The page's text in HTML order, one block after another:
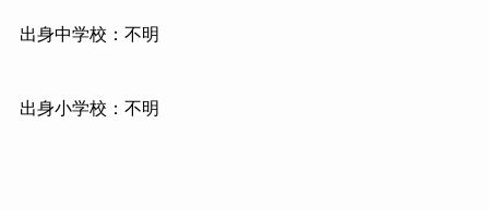
出身中学校：不明
出身小学校：不明